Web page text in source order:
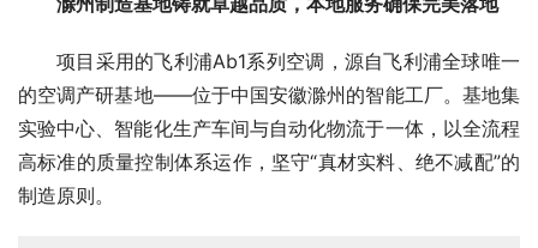
项目采用的飞利浦Ab1系列空调，源自飞利浦全球唯一
的空调产研基地——位于中国安徽滁州的智能工厂。基地集
实验中心、智能化生产车间与自动化物流于一体，以全流程
高标准的质量控制体系运作，坚守“真材实料、绝不减配”的
制造原则。